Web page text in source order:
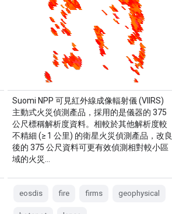
Suomi NPP 可見紅外線成像輻射儀 (VIIRS)
主動式火災偵測產品，採用的是儀器的 375
公尺標稱解析度資料。相較於其他解析度較
不精細 (≥ 1 公里) 的衛星火災偵測產品，改良
後的 375 公尺資料可更有效偵測相對較小區
域的火災…
eosdis fire firms geophysical